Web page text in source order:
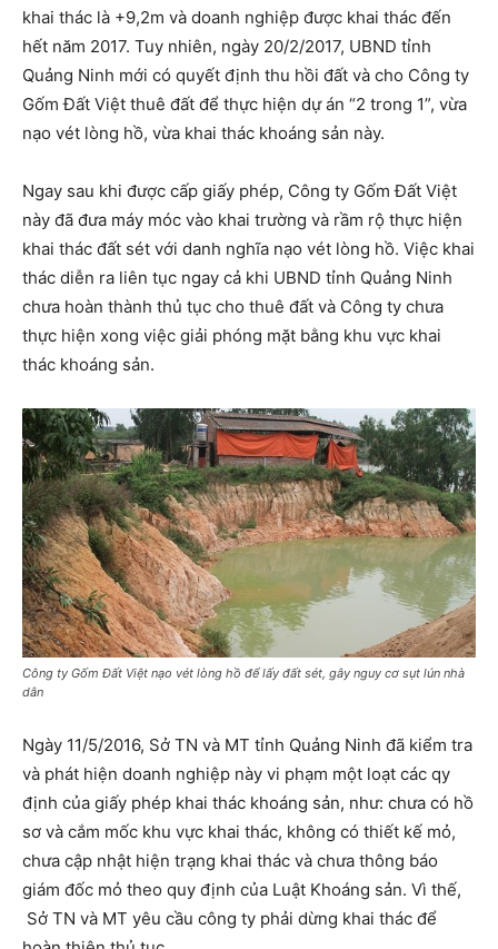
khai thác là +9,2m và doanh nghiệp được khai thác đến
hết năm 2017. Tuy nhiên, ngày 20/2/2017, UBND tỉnh
Quảng Ninh mới có quyết định thu hồi đất và cho Công ty
Gốm Đất Việt thuê đất để thực hiện dự án “2 trong 1”, vừa
nạo vét lòng hồ, vừa khai thác khoáng sản này.
Ngay sau khi được cấp giấy phép, Công ty Gốm Đất Việt
này đã đưa máy móc vào khai trường và rầm rộ thực hiện
khai thác đất sét với danh nghĩa nạo vét lòng hồ. Việc khai
thác diễn ra liên tục ngay cả khi UBND tỉnh Quảng Ninh
chưa hoàn thành thủ tục cho thuê đất và Công ty chưa
thực hiện xong việc giải phóng mặt bằng khu vực khai
thác khoáng sản.
Công ty Gốm Đất Việt nạo vét lòng hồ để lấy đất sét, gây nguy cơ sụt lún nhà
dân
Ngày 11/5/2016, Sở TN và MT tỉnh Quảng Ninh đã kiểm tra
và phát hiện doanh nghiệp này vi phạm một loạt các qy
định của giấy phép khai thác khoáng sản, như: chưa có hồ
sơ và cắm mốc khu vực khai thác, không có thiết kế mỏ,
chưa cập nhật hiện trạng khai thác và chưa thông báo
giám đốc mỏ theo quy định của Luật Khoáng sản. Vì thế,
Sở TN và MT yêu cầu công ty phải dừng khai thác để